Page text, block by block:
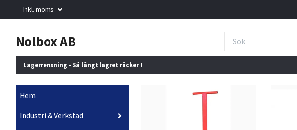
Inkl. moms
Nolbox AB
Lagerrensning - Så långt lagret räcker !
Hem
Industri & Verkstad